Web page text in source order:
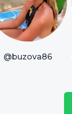
@buzova86